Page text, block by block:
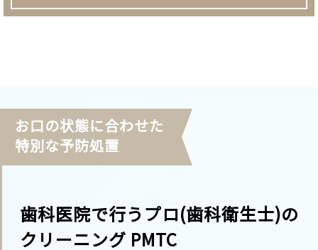
お口の状態に合わせた
特別な予防処置
歯科医院で行うプロ(歯科衛生士)の
クリーニング PMTC